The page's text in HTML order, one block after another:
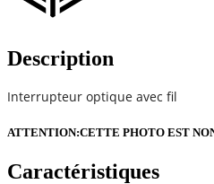
Description
Interrupteur optique avec fil
ATTENTION:CETTE PHOTO EST
Caractéristiques